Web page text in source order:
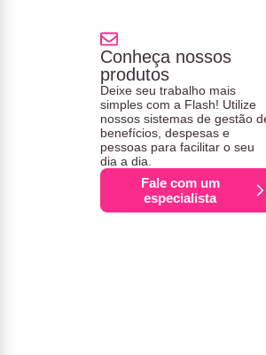
Conheça nossos
produtos
Deixe seu trabalho mais
simples com a Flash! Utilize
nossos sistemas de gestão
benefícios, despesas e
pessoas para facilitar o seu
dia a dia.
Fale com um
especialista